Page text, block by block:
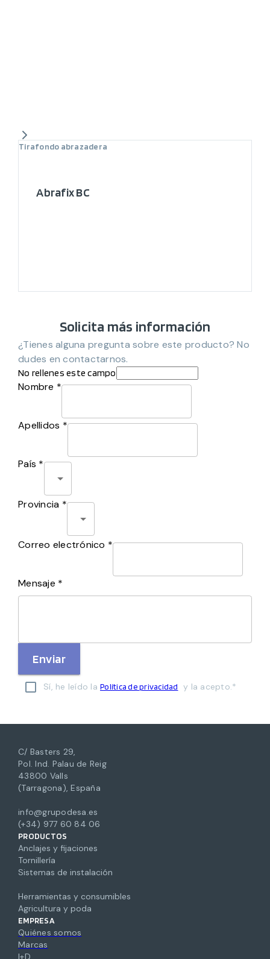
Tirafondo abrazadera
Abrafix BC
Solicita más información
¿Tienes alguna pregunta sobre este producto? No
dudes en contactarnos.
No rellenes este campo
Nombre *
Apellidos *
País *
Provincia *
Correo electrónico *
Mensaje *
Enviar
Sí, he leído la Política de privacidad y la acepto.*
C/ Basters 29,
Pol. Ind. Palau de Reig
43800 Valls
(Tarragona), España
info@grupodesa.es
(+34) 977 60 84 06
PRODUCTOS
Anclajes y fijaciones
Tornillería
Sistemas de instalación
Herramientas y consumibles
Agricultura y poda
EMPRESA
Quiénes somos
Marcas
I+D